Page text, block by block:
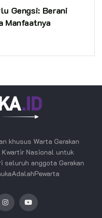
Gengsi: Berani
Manfaatnya
khusus Warta Gerakan
Nasional untuk
seluruh anggota Gerakan